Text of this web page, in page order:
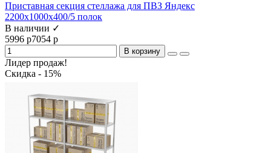
Приставная секция стеллажа для ПВЗ Яндекс
2200х1000х400/5 полок
В наличии ✓
5996 р7054 р
В корзину
Лидер продаж!
Скидка - 15%